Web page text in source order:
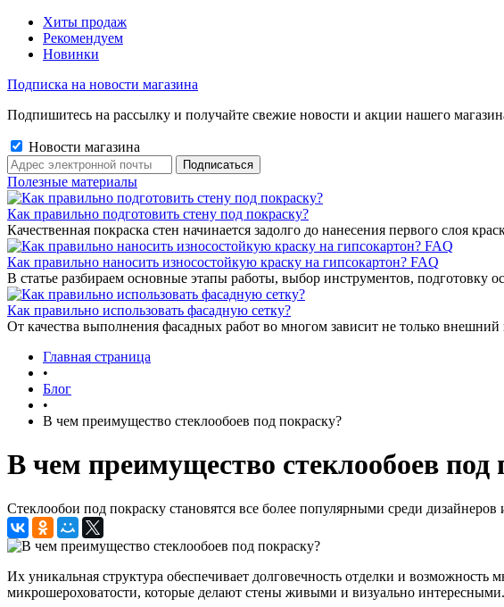
Хиты продаж
Рекомендуем
Новинки
Подписка на новости магазина
Подпишитесь на рассылку и получайте свежие новости и акции нашего
Новости магазина
Полезные материалы
Как правильно подготовить стену под покраску?
Качественная покраска стен начинается задолго до нанесения первого слоя
Как правильно наносить износостойкую краску на гипсокартон? FAQ
В статье разбираем основные этапы работы, выбор инструментов, подготовку
Как правильно использовать фасадную сетку?
От качества выполнения фасадных работ во многом зависит не только
Главная страница
•
Блог
•
В чем преимущество стеклообоев под покраску?
В чем преимущество стеклообоев под
Стеклообои под покраску становятся все более популярными среди дизайнеров
Их уникальная структура обеспечивает долговечность отделки и
микрошероховатости, которые делают стены живыми и визуально интересными.